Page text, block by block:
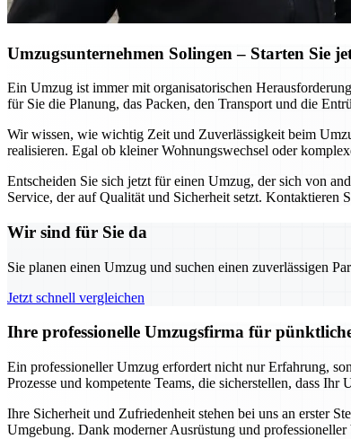
Umzugsunternehmen Solingen – Starten Sie
Ein Umzug ist immer mit organisatorischen
für Sie die Planung, das Packen, den Transport und die
Wir wissen, wie wichtig Zeit und Zuverlässigkeit beim
realisieren. Egal ob kleiner Wohnungswechsel oder
Entscheiden Sie sich jetzt für einen Umzug, der sich von
Service, der auf Qualität und Sicherheit setzt. Kontaktieren
Wir sind für Sie da
Sie planen einen Umzug und suchen einen zuverlässigen
Jetzt schnell vergleichen
Ihre professionelle Umzugsfirma für
Ein professioneller Umzug erfordert nicht nur Erfahrung,
Prozesse und kompetente Teams, die sicherstellen, dass
Ihre Sicherheit und Zufriedenheit stehen bei uns an erster
Umgebung. Dank moderner Ausrüstung und